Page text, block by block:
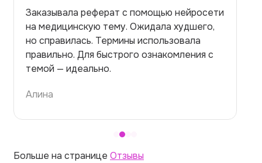
Заказывала реферат с помощью нейросети
на медицинскую тему. Ожидала худшего,
но справилась. Термины использовала
правильно. Для быстрого ознакомления с
темой — идеально.
Алина
Больше на странице Отзывы